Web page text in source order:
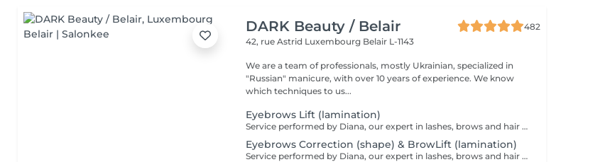
DARK Beauty / Belair
482
42, rue Astrid Luxembourg Belair L-1143
We are a team of professionals, mostly Ukrainian, specialized in
"Russian" manicure, with over 10 years of experience. We know
which techniques to us...
Eyebrows Lift (lamination)
Service performed by Diana, our expert in lashes, brows and hair removal, with over 10 years of experience, ensuring precision and high-quality results.
Eyebrows Correction (shape) & BrowLift (lamination)
Service performed by Diana, our expert in lashes, brows and hair removal, with over 10 years of experience, ensuring precision and high-quality results.